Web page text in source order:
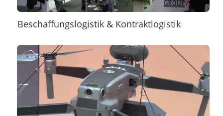
Beschaffungslogistik & Kontraktlogistik